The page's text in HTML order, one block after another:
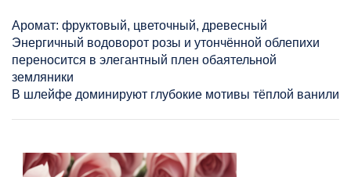
Аромат: фруктовый, цветочный, древесный
Энергичный водоворот розы и утончённой облепихи
переносится в элегантный плен обаятельной
земляники
В шлейфе доминируют глубокие мотивы тёплой ванили